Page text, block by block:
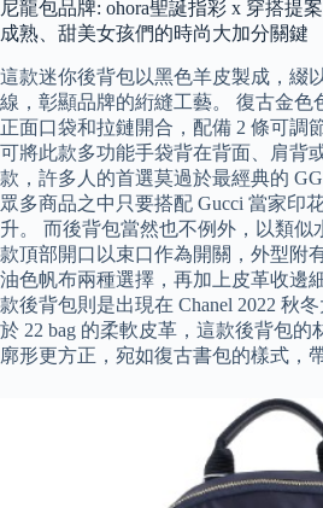
尼龍包品牌: ohora聖誕指彩 x 穿搭提
成熟、甜美女孩們的時尚大加分關鍵
這款迷你後背包以黑色羊皮製成，綴
線，彰顯品牌的絎縫工藝。 復古金色
正面口袋和拉鏈開合，配備 2 條可調
可將此款多功能手袋背在背面、肩背
款，許多人的首選莫過於最經典的
眾多商品之中只要搭配 Gucci 當家印
升。 而後背包當然也不例外，以類似
款頂部開口以束口作為開關，外型附
油色帆布兩種選擇，再加上皮革收邊
款後背包則是出現在 Chanel 2022 秋
於 22 bag 的柔軟皮革，這款後背包
廓形更方正，宛如復古書包的樣式，